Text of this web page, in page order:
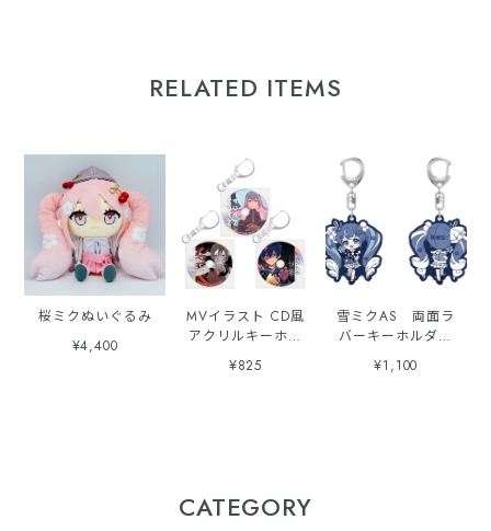
RELATED ITEMS
桜ミクぬいぐるみ
¥4,400
MVイラスト CD風
アクリルキーホル
ダー
¥825
雪ミクAS 両面ラ
バーキーホルダー
2025
¥1,100
CATEGORY